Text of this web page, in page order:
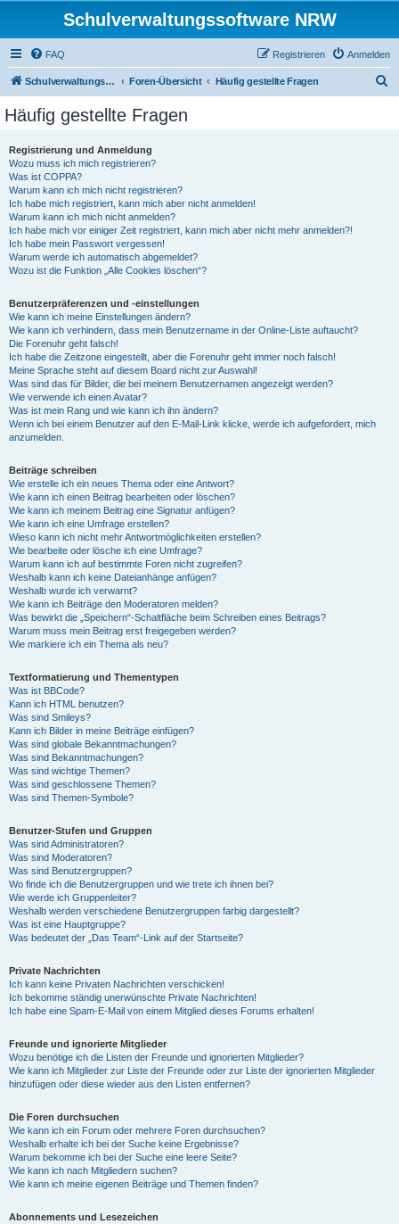
Schulverwaltungssoftware NRW
FAQ Anmelden
Registrieren
Schulverwaltungssoftware NRW Foren-Übersicht Häufig gestellte Fragen
Häufig gestellte Fragen
Registrierung und Anmeldung
Wozu muss ich mich registrieren?
Was ist COPPA?
Warum kann ich mich nicht registrieren?
Ich habe mich registriert, kann mich aber nicht anmelden!
Warum kann ich mich nicht anmelden?
Ich habe mich vor einiger Zeit registriert, kann mich aber nicht mehr anmelden?!
Ich habe mein Passwort vergessen!
Warum werde ich automatisch abgemeldet?
Wozu ist die Funktion „Alle Cookies löschen“?
Benutzerpräferenzen und -einstellungen
Wie kann ich meine Einstellungen ändern?
Wie kann ich verhindern, dass mein Benutzername in der Online-Liste auftaucht?
Die Forenuhr geht falsch!
Ich habe die Zeitzone eingestellt, aber die Forenuhr geht immer noch falsch!
Meine Sprache steht auf diesem Board nicht zur Auswahl!
Was sind das für Bilder, die bei meinem Benutzernamen angezeigt werden?
Wie verwende ich einen Avatar?
Was ist mein Rang und wie kann ich ihn ändern?
Wenn ich bei einem Benutzer auf den E-Mail-Link klicke, werde ich aufgefordert, mich
anzumelden.
Beiträge schreiben
Wie erstelle ich ein neues Thema oder eine Antwort?
Wie kann ich einen Beitrag bearbeiten oder löschen?
Wie kann ich meinem Beitrag eine Signatur anfügen?
Wie kann ich eine Umfrage erstellen?
Wieso kann ich nicht mehr Antwortmöglichkeiten erstellen?
Wie bearbeite oder lösche ich eine Umfrage?
Warum kann ich auf bestimmte Foren nicht zugreifen?
Weshalb kann ich keine Dateianhänge anfügen?
Weshalb wurde ich verwarnt?
Wie kann ich Beiträge den Moderatoren melden?
Was bewirkt die „Speichern“-Schaltfläche beim Schreiben eines Beitrags?
Warum muss mein Beitrag erst freigegeben werden?
Wie markiere ich ein Thema als neu?
Textformatierung und Thementypen
Was ist BBCode?
Kann ich HTML benutzen?
Was sind Smileys?
Kann ich Bilder in meine Beiträge einfügen?
Was sind globale Bekanntmachungen?
Was sind Bekanntmachungen?
Was sind wichtige Themen?
Was sind geschlossene Themen?
Was sind Themen-Symbole?
Benutzer-Stufen und Gruppen
Was sind Administratoren?
Was sind Moderatoren?
Was sind Benutzergruppen?
Wo finde ich die Benutzergruppen und wie trete ich ihnen bei?
Wie werde ich Gruppenleiter?
Weshalb werden verschiedene Benutzergruppen farbig dargestellt?
Was ist eine Hauptgruppe?
Was bedeutet der „Das Team“-Link auf der Startseite?
Private Nachrichten
Ich kann keine Privaten Nachrichten verschicken!
Ich bekomme ständig unerwünschte Private Nachrichten!
Ich habe eine Spam-E-Mail von einem Mitglied dieses Forums erhalten!
Freunde und ignorierte Mitglieder
Wozu benötige ich die Listen der Freunde und ignorierten Mitglieder?
Wie kann ich Mitglieder zur Liste der Freunde oder zur Liste der ignorierten Mitglieder
hinzufügen oder diese wieder aus den Listen entfernen?
Die Foren durchsuchen
Wie kann ich ein Forum oder mehrere Foren durchsuchen?
Weshalb erhalte ich bei der Suche keine Ergebnisse?
Warum bekomme ich bei der Suche eine leere Seite?
Wie kann ich nach Mitgliedern suchen?
Wie kann ich meine eigenen Beiträge und Themen finden?
Abonnements und Lesezeichen